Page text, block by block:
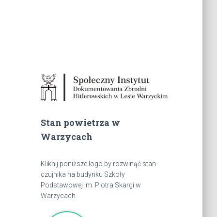
Stan powietrza w
Warzycach
Kliknij poniższe logo by rozwinąć stan
czujnika na budynku Szkoły
Podstawowej im. Piotra Skargi w
Warzycach.